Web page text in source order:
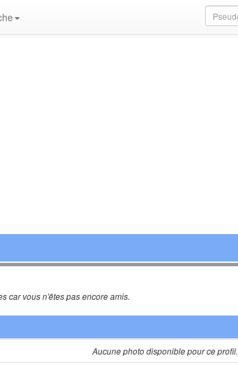
car vous n'êtes pas encore amis.
Aucune photo disponible pour ce profil.